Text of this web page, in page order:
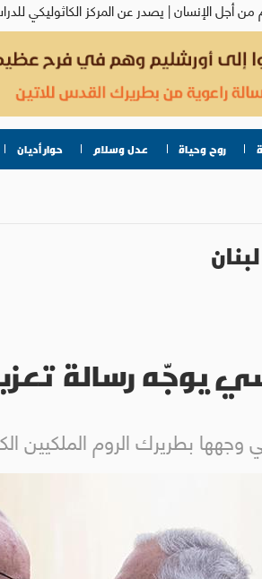
روح وحياة عدل وسلام حوار أديان
لبنان
رسالة
وجهها بطريرك الروم